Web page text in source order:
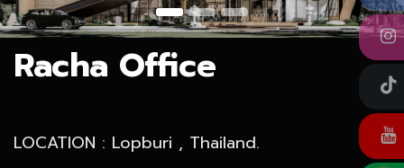
​Racha Office
LOCATION : Lopburi , Thailand.